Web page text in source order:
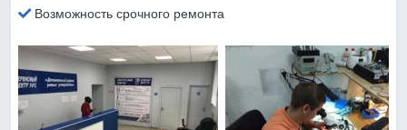
Возможность срочного ремонта